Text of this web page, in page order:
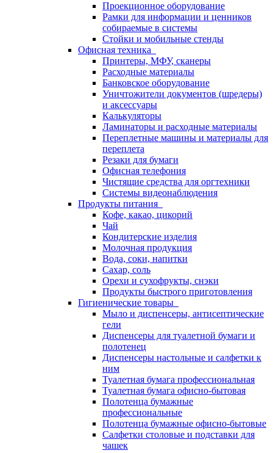
Проекционное оборудование
Рамки для информации и ценников
собираемые в системы
Стойки и мобильные стенды
Офисная техника
Принтеры, МФУ, сканеры
Расходные материалы
Банковское оборудование
Уничтожители документов (шредеры)
и аксессуары
Калькуляторы
Ламинаторы и расходные материалы
Переплетные машины и материалы для
переплета
Резаки для бумаги
Офисная телефония
Чистящие средства для оргтехники
Системы видеонаблюдения
Продукты питания
Кофе, какао, цикорий
Чай
Кондитерские изделия
Молочная продукция
Вода, соки, напитки
Сахар, соль
Орехи и сухофрукты, снэки
Продукты быстрого приготовления
Гигиенические товары
Мыло и диспенсеры, антисептические
гели
Диспенсеры для туалетной бумаги и
полотенец
Диспенсеры настольные и салфетки к
ним
Туалетная бумага профессиональная
Туалетная бумага офисно-бытовая
Полотенца бумажные
профессиональные
Полотенца бумажные офисно-бытовые
Салфетки столовые и подставки для
чашек